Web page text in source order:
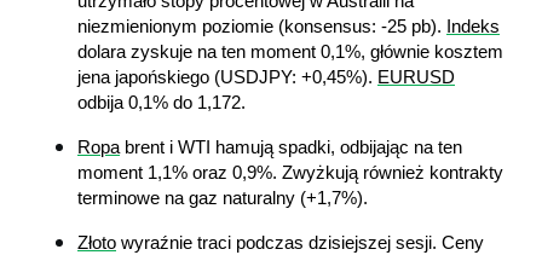
niezmienionym poziomie (konsensus: -25 pb).
Indeks
dolara zyskuje na ten moment 0,1%, głównie kosztem
jena japońskiego (USDJPY: +0,45%). EURUSD
odbija 0,1% do 1,172.
Ropa brent i WTI hamują spadki, odbijając na ten
moment 1,1% oraz 0,9%. Zwyżkują również kontrakty
terminowe na gaz naturalny (+1,7%).
Złoto wyraźnie traci podczas dzisiejszej sesji. Ceny